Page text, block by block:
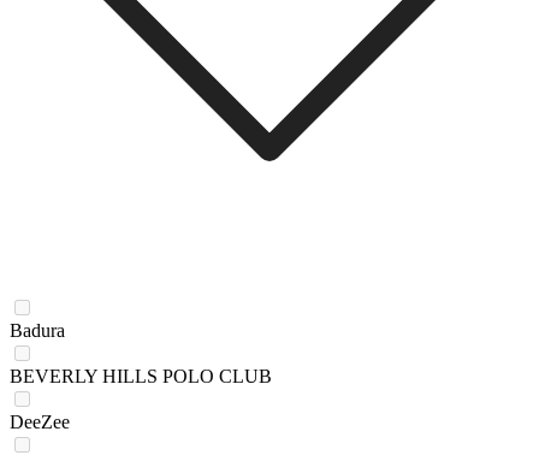
Badura
BEVERLY HILLS POLO CLUB
DeeZee